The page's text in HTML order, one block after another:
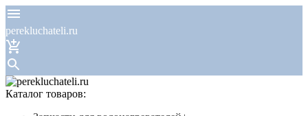
perekluchateli.ru
Каталог товаров: